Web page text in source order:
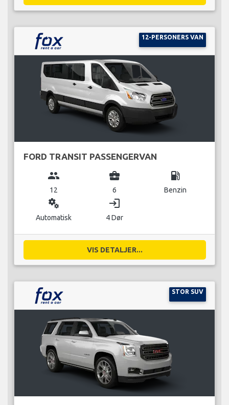
12-PERSONERS VAN
FORD TRANSIT PASSENGERVAN
group
12
business_center
6
local_gas_station
Benzin
miscellaneous_services
Automatisk
login
4 Dør
VIS DETALJER...
STOR SUV